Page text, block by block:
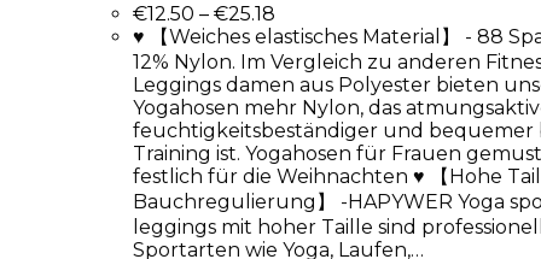
€12.50 – €25.18
♥ 【Weiches elastisches Material】 - 88
12% Nylon. Im Vergleich zu anderen
Leggings damen aus Polyester bieten
Yogahosen mehr Nylon, das
feuchtigkeitsbeständiger und bequemer
Training ist. Yogahosen für Frauen
festlich für die Weihnachten ♥ 【Hohe
Bauchregulierung】 -HAPYWER Yoga
leggings mit hoher Taille sind
Sportarten wie Yoga, Laufen,…